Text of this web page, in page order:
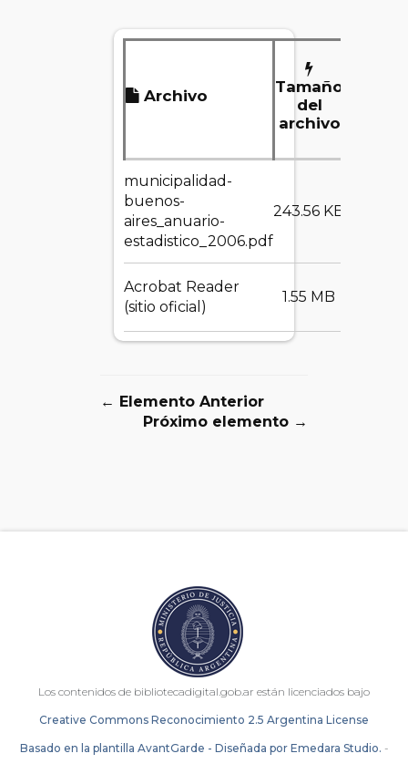
Archivo
Tamaño
del
archivo
municipalidad-
buenos-
aires_anuario-
estadistico_2006.pdf
243.56 KB
Acrobat Reader
(sitio oficial)
1.55 MB
← Elemento Anterior
Próximo elemento →
Los contenidos de bibliotecadigital.gob.ar están licenciados bajo
Creative Commons Reconocimiento 2.5 Argentina License
Basado en la plantilla AvantGarde - Diseñada por Emedara Studio. -